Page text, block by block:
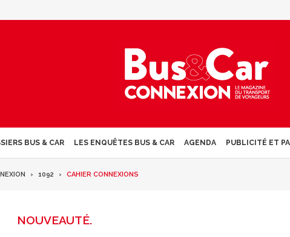
BUS & CAR LES ENQUÊTES BUS & CAR AGENDA PUBLICITÉ ET
1092 CAHIER CONNEXIONS
NOUVEAUTÉ.